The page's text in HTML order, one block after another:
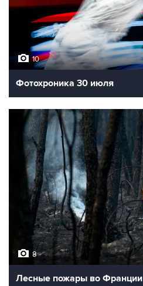
10
Фотохроника 30 июля
8
Лесные пожары во Франции